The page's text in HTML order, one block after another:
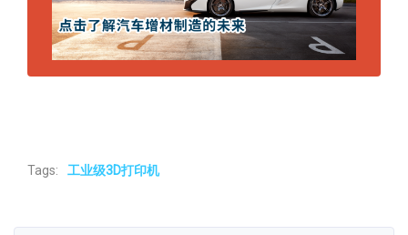
Tags: 工业级3D打印机